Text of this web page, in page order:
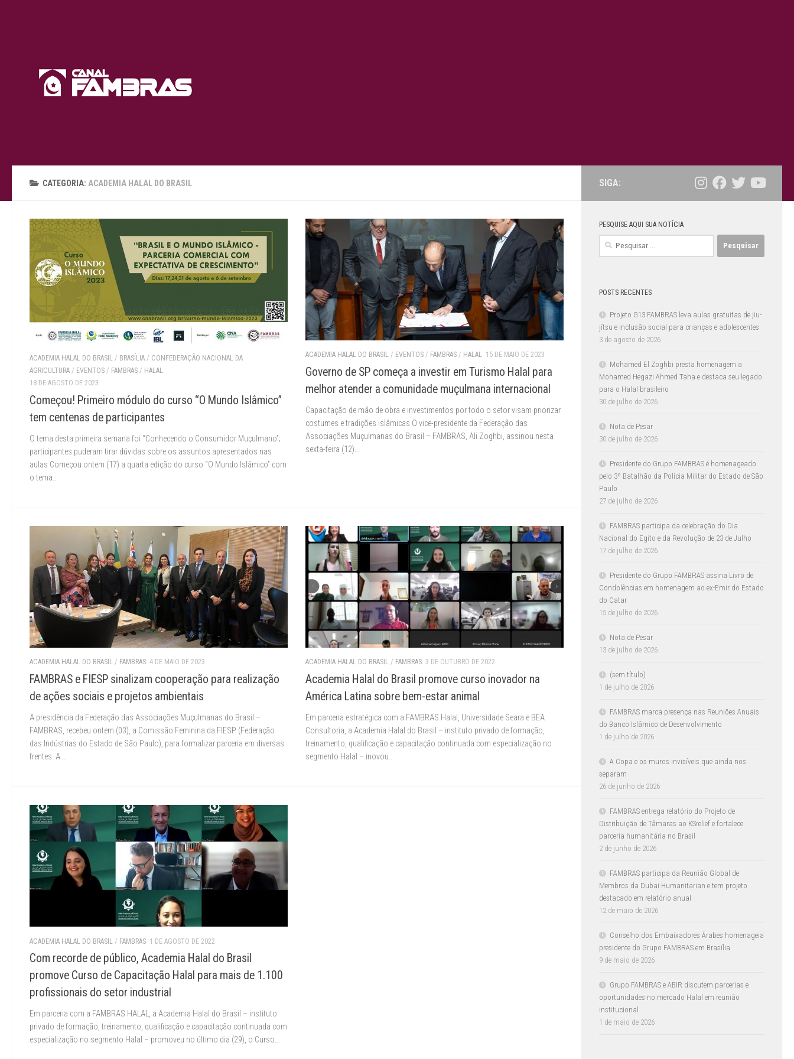
CATEGORIA: ACADEMIA HALAL DO BRASIL
ACADEMIA HALAL DO BRASIL / BRASÍLIA / CONFEDERAÇÃO NACIONAL DA
AGRICULTURA / EVENTOS / FAMBRAS / HALAL
18 DE AGOSTO DE 2023
Começou! Primeiro módulo do curso “O Mundo Islâmico”
tem centenas de participantes
O tema desta primeira semana foi “Conhecendo o Consumidor Muçulmano”;
participantes puderam tirar dúvidas sobre os assuntos apresentados nas
aulas Começou ontem (17) a quarta edição do curso “O Mundo Islâmico” com
o tema...
ACADEMIA HALAL DO BRASIL / EVENTOS / FAMBRAS / HALAL 15 DE MAIO DE 2023
Governo de SP começa a investir em Turismo Halal para
melhor atender a comunidade muçulmana internacional
Capacitação de mão de obra e investimentos por todo o setor visam priorizar
costumes e tradições islâmicas O vice-presidente da Federação das
Associações Muçulmanas do Brasil – FAMBRAS, Ali Zoghbi, assinou nesta
sexta-feira (12)...
ACADEMIA HALAL DO BRASIL / FAMBRAS 4 DE MAIO DE 2023
FAMBRAS e FIESP sinalizam cooperação para realização
de ações sociais e projetos ambientais
A presidência da Federação das Associações Muçulmanas do Brasil –
FAMBRAS, recebeu ontem (03), a Comissão Feminina da FIESP (Federação
das Indústrias do Estado de São Paulo), para formalizar parceria em diversas
frentes. A...
ACADEMIA HALAL DO BRASIL / FAMBRAS 3 DE OUTUBRO DE 2022
Academia Halal do Brasil promove curso inovador na
América Latina sobre bem-estar animal
Em parceria estratégica com a FAMBRAS Halal, Universidade Seara e BEA
Consultoria, a Academia Halal do Brasil – instituto privado de formação,
treinamento, qualificação e capacitação continuada com especialização no
segmento Halal – inovou...
ACADEMIA HALAL DO BRASIL / FAMBRAS 1 DE AGOSTO DE 2022
Com recorde de público, Academia Halal do Brasil
promove Curso de Capacitação Halal para mais de 1.100
profissionais do setor industrial
Em parceria com a FAMBRAS HALAL, a Academia Halal do Brasil – instituto
privado de formação, treinamento, qualificação e capacitação continuada com
especialização no segmento Halal – promoveu no último dia (29), o Curso...
SIGA:
PESQUISE AQUI SUA NOTÍCIA
Pesquisar
POSTS RECENTES
Projeto G13 FAMBRAS leva aulas gratuitas de jiu-
jítsu e inclusão social para crianças e adolescentes
3 de agosto de 2026
Mohamed El Zoghbi presta homenagem a
Mohamed Hegazi Ahmed Taha e destaca seu legado
para o Halal brasileiro
30 de julho de 2026
Nota de Pesar
30 de julho de 2026
Presidente do Grupo FAMBRAS é homenageado
pelo 3º Batalhão da Polícia Militar do Estado de São
Paulo
27 de julho de 2026
FAMBRAS participa da celebração do Dia
Nacional do Egito e da Revolução de 23 de Julho
17 de julho de 2026
Presidente do Grupo FAMBRAS assina Livro de
Condolências em homenagem ao ex-Emir do Estado
do Catar
15 de julho de 2026
Nota de Pesar
13 de julho de 2026
(sem título)
1 de julho de 2026
FAMBRAS marca presença nas Reuniões Anuais
do Banco Islâmico de Desenvolvimento
1 de julho de 2026
A Copa e os muros invisíveis que ainda nos
separam
26 de junho de 2026
FAMBRAS entrega relatório do Projeto de
Distribuição de Tâmaras ao KSrelief e fortalece
parceria humanitária no Brasil
2 de junho de 2026
FAMBRAS participa da Reunião Global de
Membros da Dubai Humanitarian e tem projeto
destacado em relatório anual
12 de maio de 2026
Conselho dos Embaixadores Árabes homenageia
presidente do Grupo FAMBRAS em Brasília
9 de maio de 2026
Grupo FAMBRAS e ABIR discutem parcerias e
oportunidades no mercado Halal em reunião
institucional
1 de maio de 2026